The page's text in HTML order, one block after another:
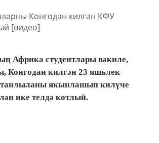
Африка студентлары вәкиле,
Конгодан килгән 23 яшьлек
якынлашып килүче
ике телдә котлый.